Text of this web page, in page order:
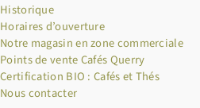
Historique
Horaires d’ouverture
Notre magasin en zone commerciale
Points de vente Cafés Querry
Certification BIO : Cafés et Thés
Nous contacter